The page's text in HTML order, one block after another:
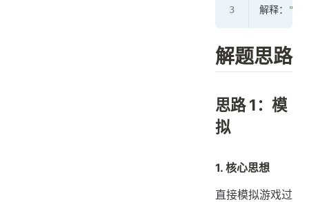
解释： "B"
解题思路
思路 1：模
拟
1. 核心思想
直接模拟游戏过